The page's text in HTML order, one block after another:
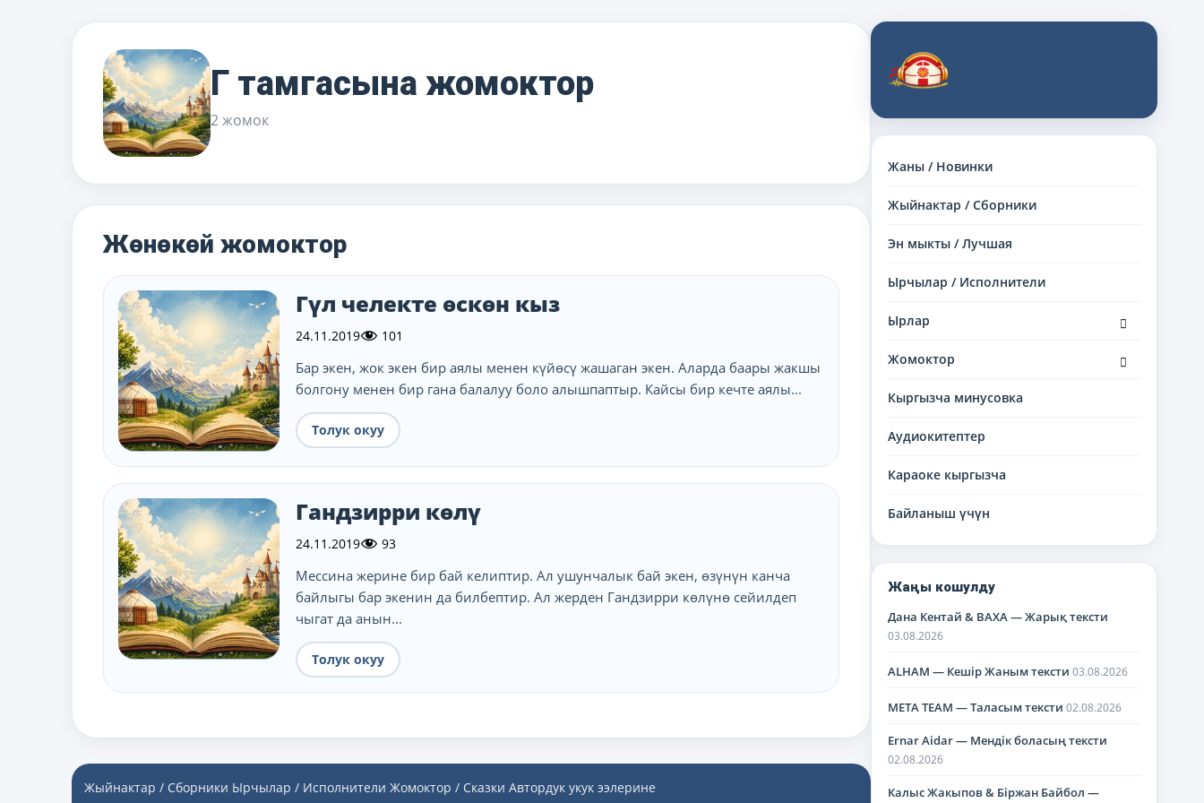
Жаны / Новинки
Жыйнактар / Сборники
Эн мыкты / Лучшая
Ырчылар / Исполнители
Ырлар
дочернее
Жомоктор
дочернее
Кыргызча минусовка
Аудиокитептер
Караоке кыргызча
Байланыш үчүн
Жаңы кошулду
Дана Кентай & BAXA — Жарық тексти
03.08.2026
ALHAM — Кешір Жаным тексти 03.08.2026
META TEAM — Таласым тексти 02.08.2026
Ernar Aidar — Мендік боласың тексти
02.08.2026
Калыс Жакыпов & Біржан Байбол —
Г тамгасына жомоктор
2 жомок
Жөнөкөй жомоктор
Гүл челекте өскөн кыз
24.11.2019 101
Бар экен, жок экен бир аялы менен күйөсү жашаган экен. Аларда баары жакшы
болгону менен бир гана балалуу боло алышпаптыр. Кайсы бир кечте аялы...
Толук окуу
Гандзирри көлү
24.11.2019 93
Мессина жерине бир бай келиптир. Ал ушунчалык бай экен, өзүнүн канча
байлыгы бар экенин да билбептир. Ал жерден Гандзирри көлүнө сейилдеп
чыгат да анын...
Толук окуу
Жыйнактар / Сборники Ырчылар / Исполнители Жомоктор / Сказки Автордук укук ээлерине